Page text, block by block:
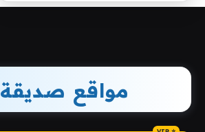
مواقع صديقة